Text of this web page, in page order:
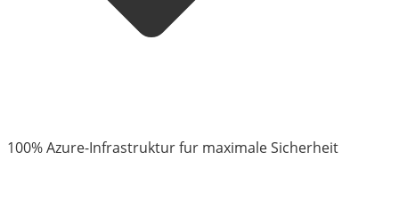
100% Azure-Infrastruktur fur maximale Sicherheit